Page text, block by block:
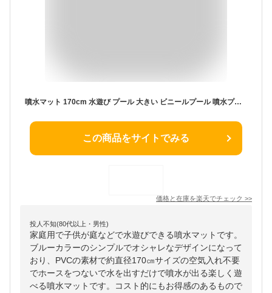
噴水マット 170cm 水遊び プール 大きい ビニールプール 噴水プール 家庭用 (管理S) 送料無料
この商品をサイトでみる
価格と在庫を楽天でチェック >>
投人不知(80代以上・男性)
家庭用で子供が庭などで水遊びできる噴水マットです。
ブルーカラーのシンプルでオシャレなデザインになって
おり、PVCの素材で約直径170㎝サイズの空気入れ不要
でホースをつないで水を出すだけで噴水が出る楽しく遊
べる噴水マットです。コスト的にもお得感のあるもので